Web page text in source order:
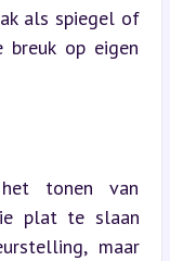
als spiegel of
breuk op eigen
tonen van
plat te slaan
maar